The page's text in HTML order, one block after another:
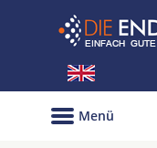
Menü